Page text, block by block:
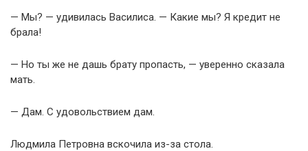
— Мы? — удивилась Василиса. — Какие мы? Я кредит не
брала!
— Но ты же не дашь брату пропасть, — уверенно сказала
мать.
— Дам. С удовольствием дам.
Людмила Петровна вскочила из-за стола.